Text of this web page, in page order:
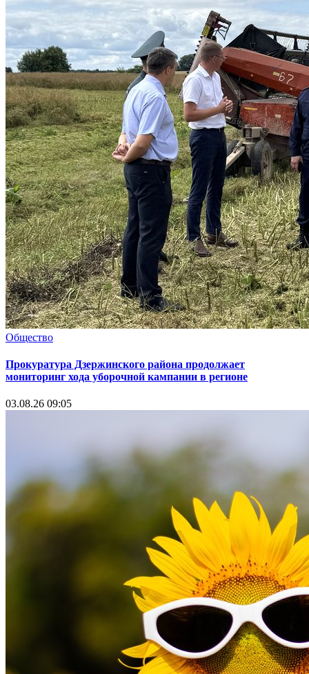
Общество
Прокуратура Дзержинского района продолжает
мониторинг хода уборочной кампании в регионе
03.08.26 09:05